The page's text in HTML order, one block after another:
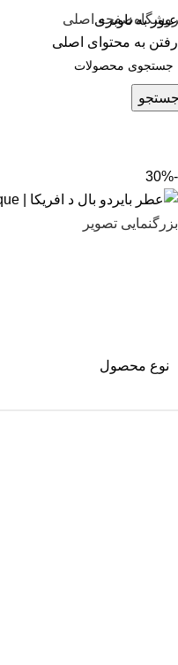
عبور به ناوبری
رفتن به محتوای اصلی
صفحه اصلی
-30%
بزرگنمایی تصویر
نوع محصول